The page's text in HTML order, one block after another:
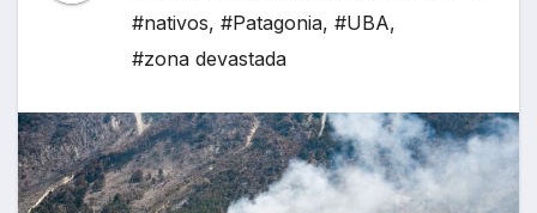
#nativos, #Patagonia, #UBA,
#zona devastada